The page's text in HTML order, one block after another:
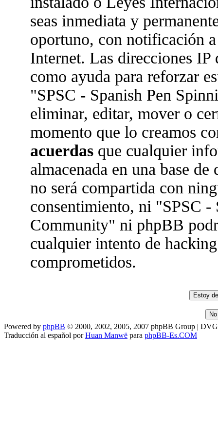
seas inmediata y
oportuno, con notificación
Internet. Las direcciones IP
como ayuda para reforzar
"SPSC - Spanish Pen
eliminar, editar, mover o
momento que lo creamos
acuerdas que cualquier
almacenada en una base
no será compartida con
consentimiento, ni "SPSC -
Community" ni phpBB
cualquier intento de
comprometidos.
Powered by phpBB © 2000, 2002, 2005, 2007 phpBB Group |
Traducción al español porHuan Manwë para phpBB-Es.COM